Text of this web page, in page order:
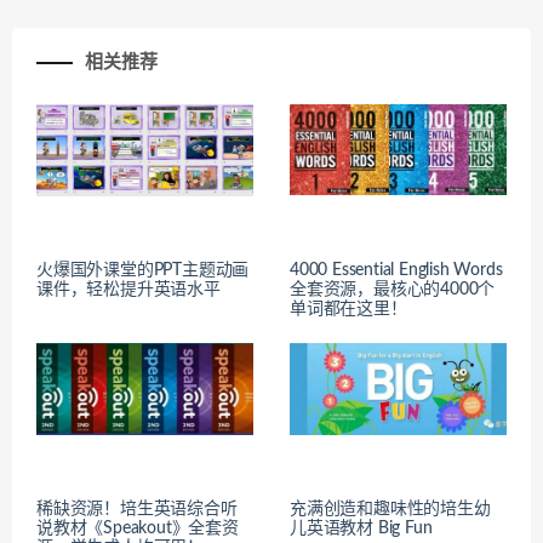
相关推荐
火爆国外课堂的PPT主题动画
课件，轻松提升英语水平
4000 Essential English Words
全套资源，最核心的4000个
单词都在这里！
稀缺资源！培生英语综合听
说教材《Speakout》全套资
充满创造和趣味性的培生幼
儿英语教材 Big Fun